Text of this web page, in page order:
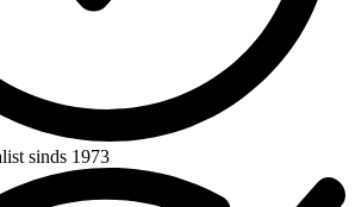
sinds 1973